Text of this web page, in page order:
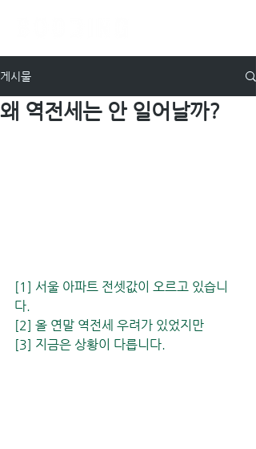
게시물
왜 역전세는 안 일어날까?
[1] 서울 아파트 전셋값이 오르고 있습니
다.
[2] 올 연말 역전세 우려가 있었지만
[3] 지금은 상황이 다릅니다.